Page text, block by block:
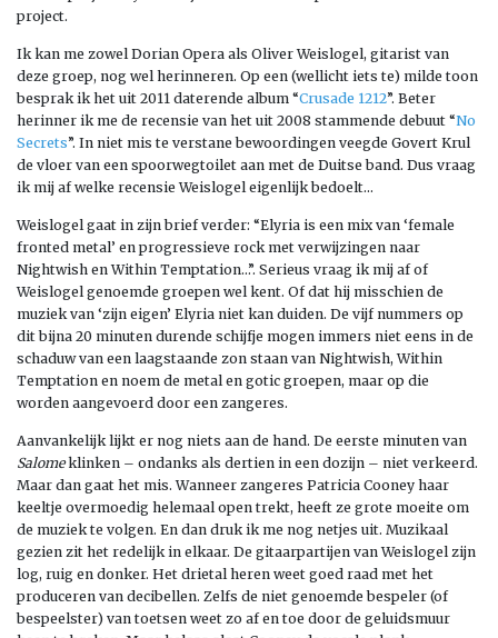
project.
Ik kan me zowel Dorian Opera als Oliver Weislogel, gitarist van
deze groep, nog wel herinneren. Op een (wellicht iets te) milde toon
besprak ik het uit 2011 daterende album “Crusade 1212”. Beter
herinner ik me de recensie van het uit 2008 stammende debuut “No
Secrets”. In niet mis te verstane bewoordingen veegde Govert Krul
de vloer van een spoorwegtoilet aan met de Duitse band. Dus vraag
ik mij af welke recensie Weislogel eigenlijk bedoelt…
Weislogel gaat in zijn brief verder: “Elyria is een mix van ‘female
fronted metal’ en progressieve rock met verwijzingen naar
Nightwish en Within Temptation…”. Serieus vraag ik mij af of
Weislogel genoemde groepen wel kent. Of dat hij misschien de
muziek van ‘zijn eigen’ Elyria niet kan duiden. De vijf nummers op
dit bijna 20 minuten durende schijfje mogen immers niet eens in de
schaduw van een laagstaande zon staan van Nightwish, Within
Temptation en noem de metal en gotic groepen, maar op die
worden aangevoerd door een zangeres.
Aanvankelijk lijkt er nog niets aan de hand. De eerste minuten van
Salomeklinken – ondanks als dertien in een dozijn – niet verkeerd.
Maar dan gaat het mis. Wanneer zangeres Patricia Cooney haar
keeltje overmoedig helemaal open trekt, heeft ze grote moeite om
de muziek te volgen. En dan druk ik me nog netjes uit. Muzikaal
gezien zit het redelijk in elkaar. De gitaarpartijen van Weislogel zijn
log, ruig en donker. Het drietal heren weet goed raad met het
produceren van decibellen. Zelfs de niet genoemde bespeler (of
bespeelster) van toetsen weet zo af en toe door de geluidsmuur